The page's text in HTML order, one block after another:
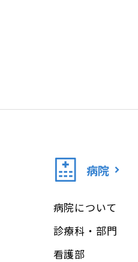
病院
病院について
診療科・部門
看護部